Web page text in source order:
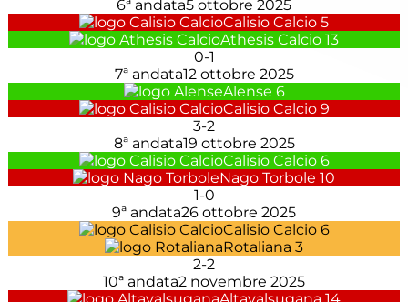
6ª andata5 ottobre 2025
Calisio Calcio 5
Athesis Calcio 13
0-1
7ª andata12 ottobre 2025
Alense 6
Calisio Calcio 9
3-2
8ª andata19 ottobre 2025
Calisio Calcio 6
Nago Torbole 10
1-0
9ª andata26 ottobre 2025
Calisio Calcio 6
Rotaliana 3
2-2
10ª andata2 novembre 2025